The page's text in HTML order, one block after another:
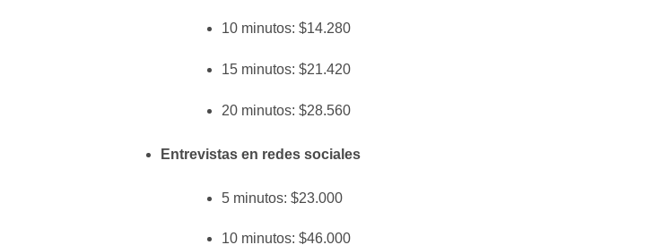
10 minutos: $14.280
15 minutos: $21.420
20 minutos: $28.560
Entrevistas en redes sociales
5 minutos: $23.000
10 minutos: $46.000